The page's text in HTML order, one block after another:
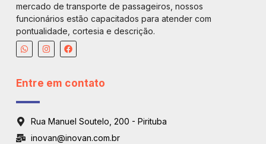
mercado de transporte de passageiros, nossos
funcionários estão capacitados para atender com
pontualidade, cortesia e descrição.
Entre em contato
Rua Manuel Soutelo, 200 - Pirituba
inovan@inovan.com.br